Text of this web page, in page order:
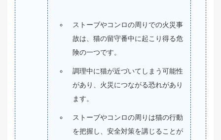
ストーブやコンロの周りでの火災事
故は、猫の留守番中に起こり得る危
険の一つです。
調理中に猫が近づいてしまう可能性
があり、火災につながる恐れがあり
ます。
ストーブやコンロの周りは猫の行動
を把握し、安全対策を講じることが